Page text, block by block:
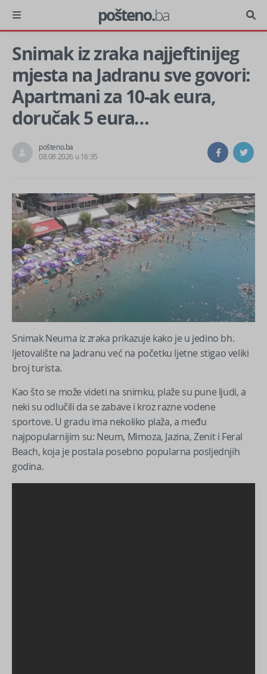
pošteno.ba
Snimak iz zraka najjeftinijeg
mjesta na Jadranu sve govori:
Apartmani za 10-ak eura,
doručak 5 eura…
pošteno.ba
08.08.2026 u 16:35
Snimak Neuma iz zraka prikazuje kako je u jedino bh.
ljetovalište na Jadranu već na početku ljetne stigao veliki
broj turista.
Kao što se može videti na snimku, plaže su pune ljudi, a
neki su odlučili da se zabave i kroz razne vodene
sportove. U gradu ima nekoliko plaža, a među
najpopularnijim su: Neum, Mimoza, Jazina, Zenit i Feral
Beach, koja je postala posebno popularna posljednjih
godina.